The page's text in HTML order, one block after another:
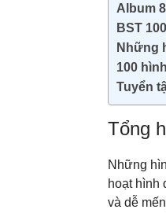
Album
BST
Những
100
Tuyển
Tổng
Những
hoạt hình
và dễ